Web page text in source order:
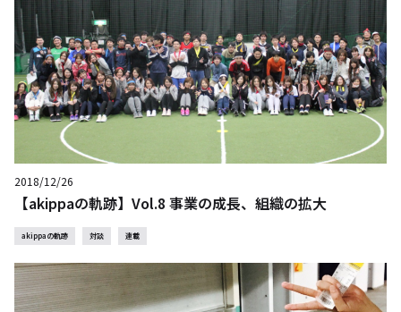
2018/12/26
【akippaの軌跡】Vol.8 事業の成長、組織の拡大
akippaの軌跡 対談 連載